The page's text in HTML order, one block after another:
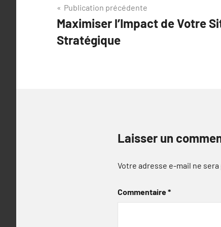
Navigation
de
l’article
Publication précédente
Maximiser l’Impact de Votre
Stratégique
Laisser un
Votre adresse e-mail ne sera
Commentaire*